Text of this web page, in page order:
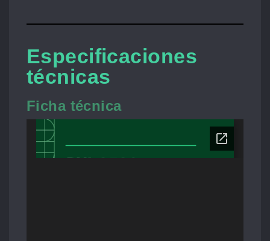
Especificaciones
técnicas
Ficha técnica